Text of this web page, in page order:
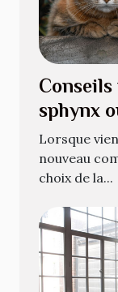
sphynx
Lorsque
nouveau
choix de la...